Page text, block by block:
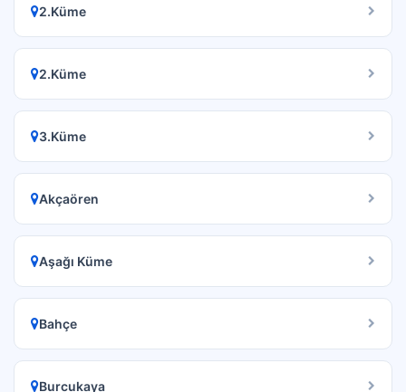
2.Küme
2.Küme
3.Küme
Akçaören
Aşağı Küme
Bahçe
Burcukaya